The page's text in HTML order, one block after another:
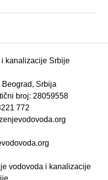
kanalizacije Srbije
Beograd, Srbija
broj: 28059558
772
vodovoda i kanalizacije